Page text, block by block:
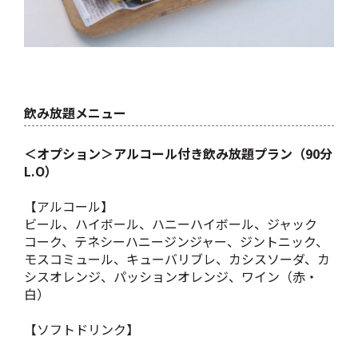
飲み放題メニュー
＜オプション＞アルコール付き飲み放題プラン（90分
L.O）
【アルコール】
ビール、ハイボール、ハニーハイボール、ジャック
コーク、テネシーハニージンジャー、ジントニック、
モスコミュール、キューバリブレ、カシスソーダ、カ
シスオレンジ、パッションオレンジ、ワイン（赤・
白）
【ソフトドリンク】